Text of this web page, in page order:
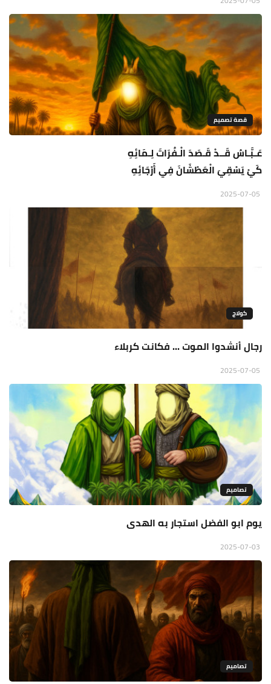
قصة تصميم
عَـبَّـاسُ قَــدْ قَـصَدَ الْـفُرَاتَ لِـمَائِهِ
كَيْ يَسْقِيَ الْعَطْشَانَ فِي أَرْجَائِهِ
كولاج
رجال أنشدوا الموت ... فكانت كربلاء
تصاميم
يوم ابو الفضل استجار به الهدى
تصاميم